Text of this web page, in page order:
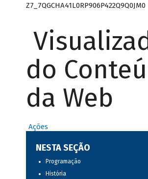
Z7_7QGCHA41L0RP906P422Q9Q0JM0
do
da Web
Ações
NESTA SEÇÃO
Programação
História